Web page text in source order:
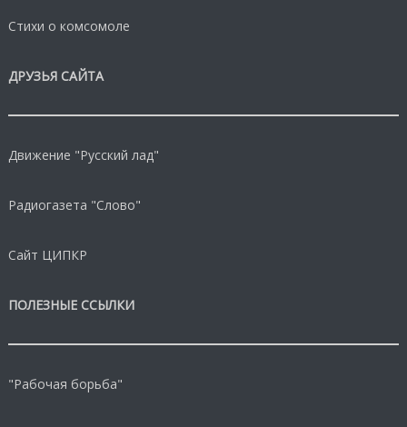
Стихи о комсомоле
ДРУЗЬЯ САЙТА
Движение "Русский лад"
Радиогазета "Слово"
Сайт ЦИПКР
ПОЛЕЗНЫЕ ССЫЛКИ
"Рабочая борьба"